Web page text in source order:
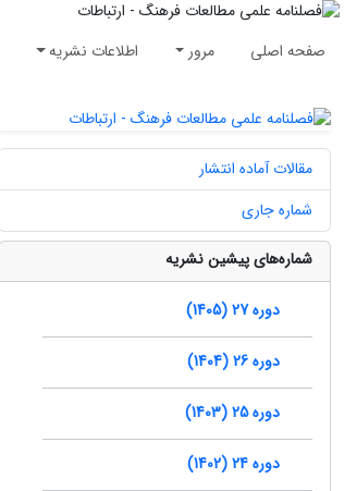
صفحه اصلی مرور اطلاعات نشریه
مقالات آماده انتشار
شماره جاری
شماره‌های پیشین نشریه
دوره 27 (1405)
دوره 26 (1404)
دوره 25 (1403)
دوره 24 (1402)